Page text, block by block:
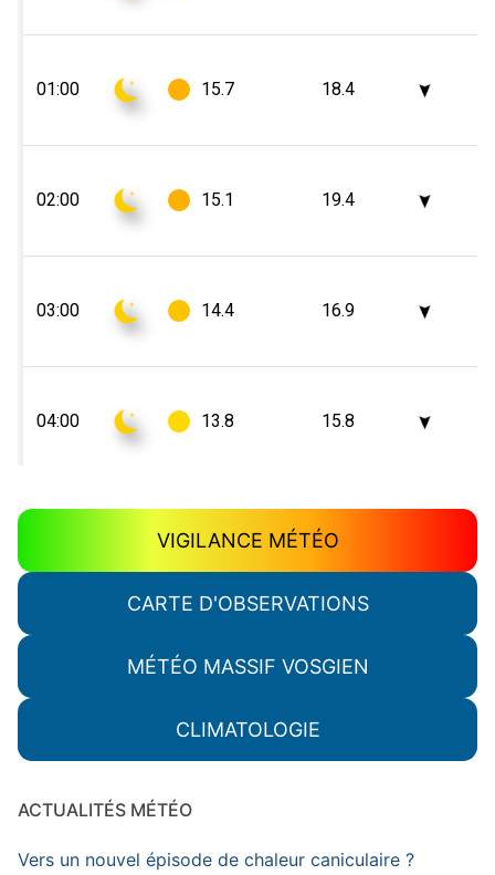
VIGILANCE MÉTÉO
CARTE D'OBSERVATIONS
MÉTÉO MASSIF VOSGIEN
CLIMATOLOGIE
ACTUALITÉS MÉTÉO
Vers un nouvel épisode de chaleur caniculaire ?